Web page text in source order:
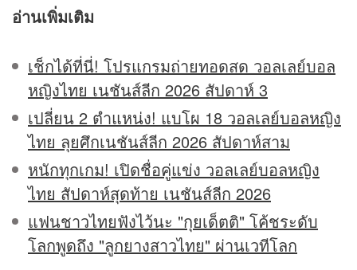
อ่านเพิ่มเติม
เช็กได้ที่นี่! โปรแกรมถ่ายทอดสด วอลเลย์บอล
หญิงไทย เนชันส์ลีก 2026 สัปดาห์ 3
เปลี่ยน 2 ตำแหน่ง! แบโผ 18 วอลเลย์บอลหญิง
ไทย ลุยศึกเนชันส์ลีก 2026 สัปดาห์สาม
หนักทุกเกม! เปิดชื่อคู่แข่ง วอลเลย์บอลหญิง
ไทย สัปดาห์สุดท้าย เนชันส์ลีก 2026
แฟนชาวไทยฟังไว้นะ "กุยเด็ตติ" โค้ชระดับ
โลกพูดถึง "ลูกยางสาวไทย" ผ่านเวทีโลก